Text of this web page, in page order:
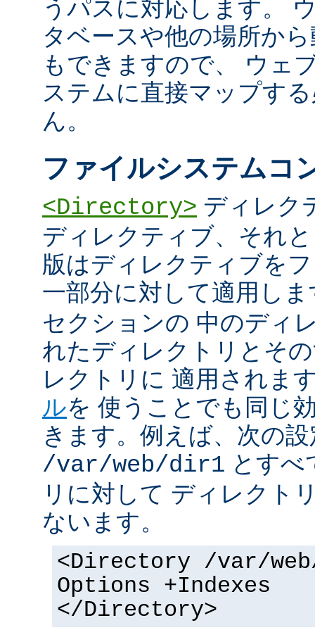
うパスに対応します。
タベースや他の場所か
もできますので、 ウェ
ステムに直接マップす
ん。
ファイルシステムコ
<Directory> ディレク
ディレクティブ、それ
版はディレクティブを
一部分に対して適用し
セクションの 中のディ
れたディレクトリとそ
レクトリに 適用されま
ルを 使うことでも同じ
きます。例えば、次の
/var/web/dir1 とすべ
リに対して ディレクト
ないます。
<Directory /var/
Options +Indexes
</Directory>